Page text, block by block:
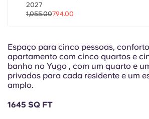
2027
1,055.00794.00
Espaço para cinco pessoas,
apartamento com cinco quartos e
banho no Yugo , com um quarto e
privados para cada residente e um
amplo.
1645 SQ FT